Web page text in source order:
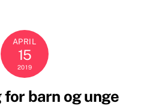
APRIL
15
2019
barn og unge